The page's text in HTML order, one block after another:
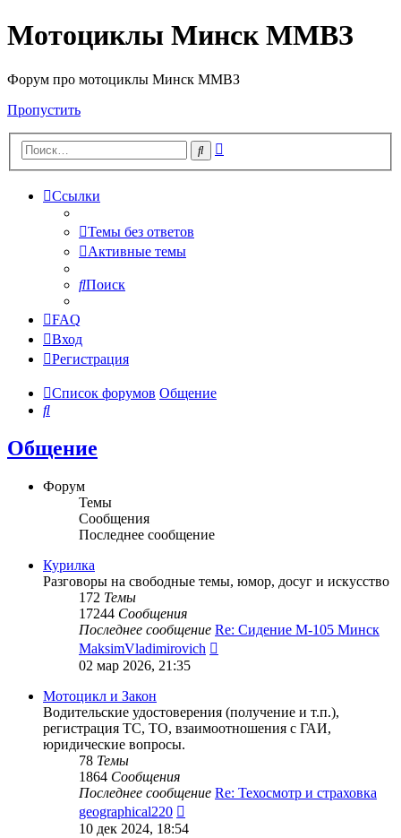
Мотоциклы Минск ММВЗ
Форум про мотоциклы Минск ММВЗ
Пропустить
Поиск
Ссылки
Темы без ответов
Активные темы
Поиск
FAQ
Вход
Регистрация
Список форумов Общение
Поиск
Общение
Форум
Темы
Сообщения
Последнее сообщение
Курилка
Разговоры на свободные темы, юмор, досуг и искусство
172 Темы
17244 Сообщения
Последнее сообщение Re: Сидение М-105 Минск
MaksimVladimirovich
02 мар 2026, 21:35
Мотоцикл и Закон
Водительские удостоверения (получение и т.п.),
регистрация ТС, ТО, взаимоотношения с ГАИ,
юридические вопросы.
78 Темы
1864 Сообщения
Последнее сообщение Re: Техосмотр и страховка
geographical220
к
10 дек 2024, 18:54